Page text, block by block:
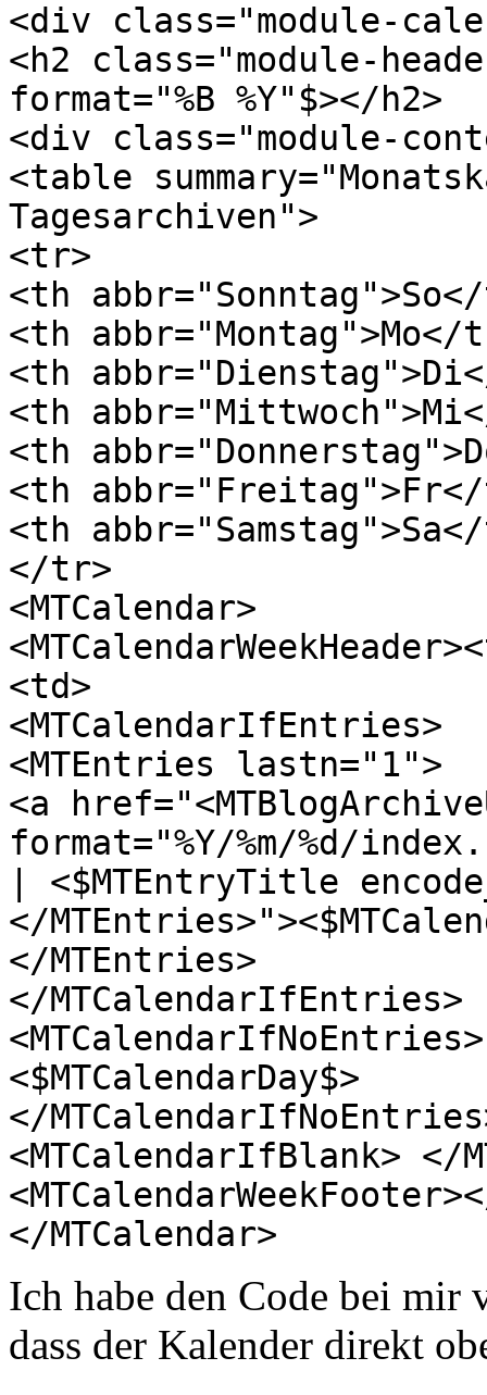
<div class="module-
<h2 class="module-
format="%B %Y"$></h2>
<div class="module-
<table
Tagesarchiven">
<tr>
<th
<th abbr="Montag">Mo</
<th
<th
<th
<th
<th
</tr>
<MTCalendar>
<td>
<MTCalendarIfEntries>
<MTEntries lastn="1">
<a
format="%Y/%m/%d/
| <$MTEntryTitle
</
</MTEntries>
</MTCalendarIfEntries>
<MTCalendarIfNoEntries>
<$MTCalendarDay$>
</
<MTCalendarIfBlank> </
</MTCalendar>
Ich habe den Code bei mir
dass der Kalender direkt